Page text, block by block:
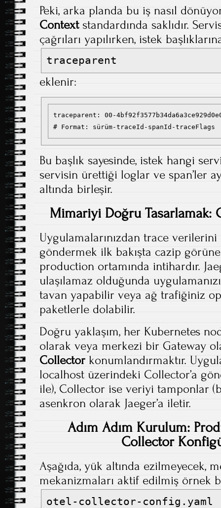
Peki, arka planda bu iş nasıl
Contextstandardında saklıdır.
çağrıları yapılırken, istek
traceparent
eklenir:
traceparent: 00-
# Format: sürüm-traceId-spanId-traceFlags
Bu başlık sayesinde, istek hangi
servisin ürettiği loglar ve span’ler
altında birleşir.
Mimariyi Doğru Tasarlamak:
Uygulamalarınızdan trace verilerini
göndermek ilk bakışta cazip
production ortamında intihardır.
ulaşılamaz olduğunda
tavan yapabilir veya ağ trafiğiniz
paketlerle dolabilir.
Doğru yaklaşım, her Kubernetes
olarak veya merkezi bir Gateway
Collector konumlandırmaktır.
localhost üzerindeki Collector’a
ile), Collector ise veriyi tamponlar
asenkron olarak Jaeger’a iletir.
Adım Adım Kurulum:
Collector
Aşağıda, yük altında ezilmeyecek,
mekanizmaları aktif edilmiş örnek
otel-collector-config.yaml